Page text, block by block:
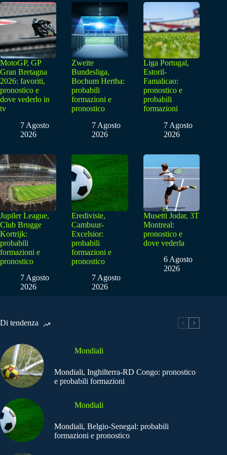
MotoGP, GP
Gran Bretagna
2026: favoriti,
pronostico e
dove vederlo in
tv
7 Agosto
2026
Zweite
Bundesliga,
Bochum Hertha:
probabili
formazioni e
pronostico
7 Agosto
2026
Liga Portugal,
Estoril-
Famalicao:
pronostico e
probabili
formazioni
7 Agosto
2026
Jupiler League,
Club Brugge
Kortrijk:
probabili
formazioni e
pronostico
7 Agosto
2026
Eredivisie,
Cambuur-
Excelsior:
probabili
formazioni e
pronostico
7 Agosto
2026
Musetti Jodar, 3T
Montreal:
pronostico e
dove vederla
6 Agosto
2026
Di tendenza
Mondiali
Mondiali, Inghilterra-RD Congo: pronostico
e probabili formazioni
Mondiali
Mondiali, Belgio-Senegal: probabili
formazioni e pronostico